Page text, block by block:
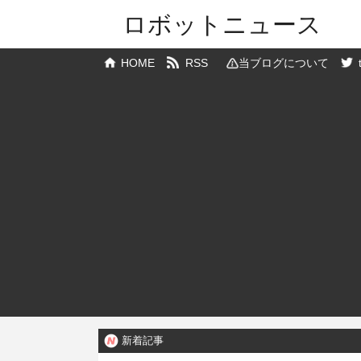
ロボットニュース
HOME RSS 当ブログについて
新着記事